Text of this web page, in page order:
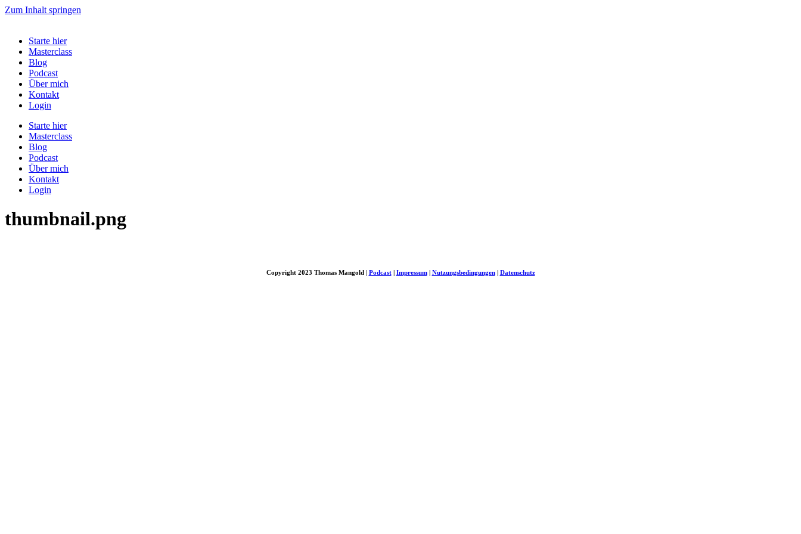
Zum Inhalt springen
Starte hier
Masterclass
Blog
Podcast
Über mich
Kontakt
Login
Starte hier
Masterclass
Blog
Podcast
Über mich
Kontakt
Login
thumbnail.png
Copyright 2023 Thomas Mangold | Podcast| Impressum| Nutzungsbedingungen| Datenschutz